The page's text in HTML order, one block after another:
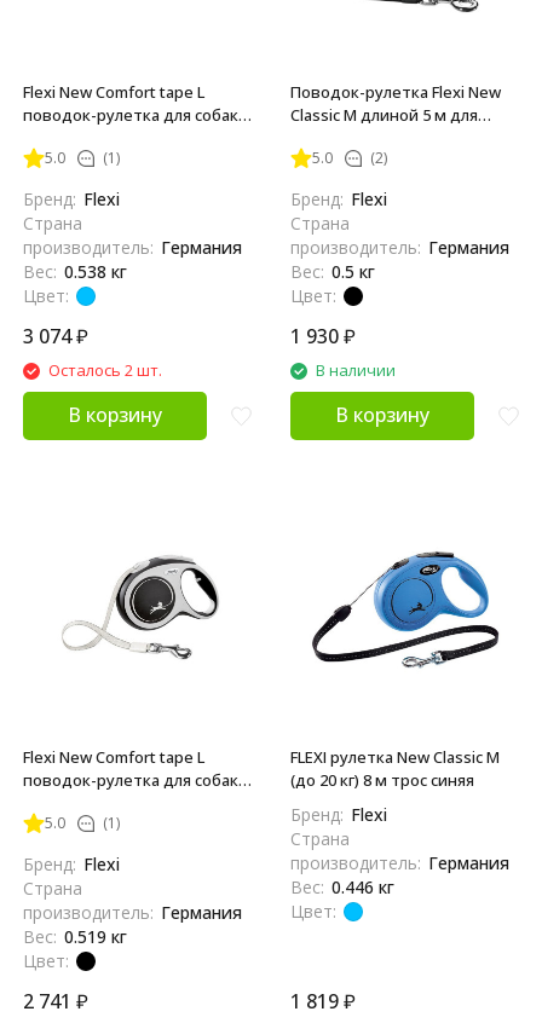
Flexi New Comfort tape L
поводок-рулетка для собак,
5.0 (1)
Бренд: Flexi
Страна
производитель: Германия
Вес: 0.538 кг
Цвет:
3 074₽
Осталось 2 шт.
В корзину
Поводок-рулетка Flexi New
Classic M длиной 5 м для
5.0 (2)
Бренд: Flexi
Страна
производитель: Германия
Вес: 0.5 кг
Цвет:
1 930₽
В наличии
В корзину
Flexi New Comfort tape L
поводок-рулетка для собак,
5.0 (1)
Бренд: Flexi
Страна
производитель: Германия
Вес: 0.519 кг
Цвет:
2 741 ₽
FLEXI рулетка New Classic M
(до 20 кг) 8 м трос синяя
Бренд: Flexi
Страна
производитель: Германия
Вес: 0.446 кг
Цвет:
1 819₽